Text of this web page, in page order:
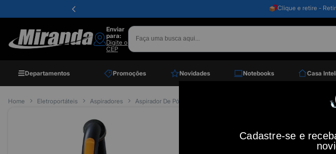
Clique e retire -
Enviar
para:
Digite o
CEP
Departamentos Promoções Novidades Notebooks Casa
Home Eletroportáteis Aspiradores Aspirador De Pó E Água Gtw 10, 220v, 1400w, Amarelo E Preto, Wap
Aspirador
Cadastre-se e